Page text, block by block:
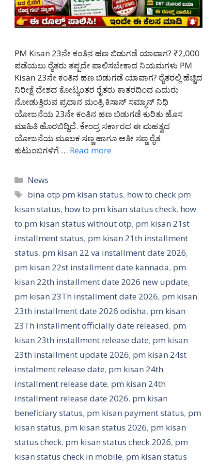
PM Kisan 23ನೇ ಕಂತಿನ ಹಣ ಬಿಡುಗಡೆ ಯಾವಾಗ? ₹2,000
ಪಡೆಯಲು ರೈತರು ತಪ್ಪದೇ ಪಾಲಿಸಬೇಕಾದ ನಿಯಮಗಳು PM
Kisan 23ನೇ ಕಂತಿನ ಹಣ ಬಿಡುಗಡೆ ಯಾವಾಗ? ರೈತರಲ್ಲಿ ಹೆಚ್ಚಿದ
ನಿರೀಕ್ಷೆ ದೇಶದ ಕೋಟ್ಯಂತರ ರೈತರು ಕಾತರದಿಂದ ಎದುರು
ನೋಡುತ್ತಿರುವ ಪ್ರಧಾನ ಮಂತ್ರಿ ಕಿಸಾನ್ ಸಮ್ಮಾನ್ ನಿಧಿ
ಯೋಜನೆಯ 23ನೇ ಕಂತಿನ ಹಣ ಬಿಡುಗಡೆ ಕುರಿತು ಹೊಸ
ಮಾಹಿತಿ ಹೊರಬಿದ್ದಿದೆ. ಕೇಂದ್ರ ಸರ್ಕಾರದ ಈ ಮಹತ್ವದ
ಯೋಜನೆಯ ಮೂಲಕ ಸಣ್ಣ ಹಾಗೂ ಅತೀ ಸಣ್ಣ ರೈತ
ಕುಟುಂಬಗಳಿಗೆ … Read more
Categories
News
Tags
bina otp pm kisan status, how to check pm
kisan status, how to pm kisan status check, how
to pm kisan status without otp, pm kisan 21st
installment status, pm kisan 21th installment
status, pm kisan 22 va installment date 2026,
pm kisan 22st installment date kannada, pm
kisan 22th installment date 2026 new update,
pm kisan 23Th installment date 2026, pm kisan
23th installment date 2026 odisha, pm kisan
23Th installment officially date released, pm
kisan 23th installment release date, pm kisan
23th installment update 2026, pm kisan 24st
instalment release date, pm kisan 24th
installment release date, pm kisan 24th
installment release date 2026, pm kisan
beneficiary status, pm kisan payment status, pm
kisan status, pm kisan status 2026, pm kisan
status check, pm kisan status check 2026, pm
kisan status check in mobile, pm kisan status